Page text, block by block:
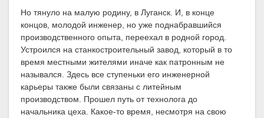
Но тянуло на малую родину, в Луганск. И, в конце
концов, молодой инженер, но уже поднабравшийся
производственного опыта, переехал в родной город.
Устроился на станкостроительный завод, который в то
время местными жителями иначе как патронным не
назывался. Здесь все ступеньки его инженерной
карьеры также были связаны с литейным
производством. Прошел путь от технолога до
начальника цеха. Какое-то время, несмотря на свою